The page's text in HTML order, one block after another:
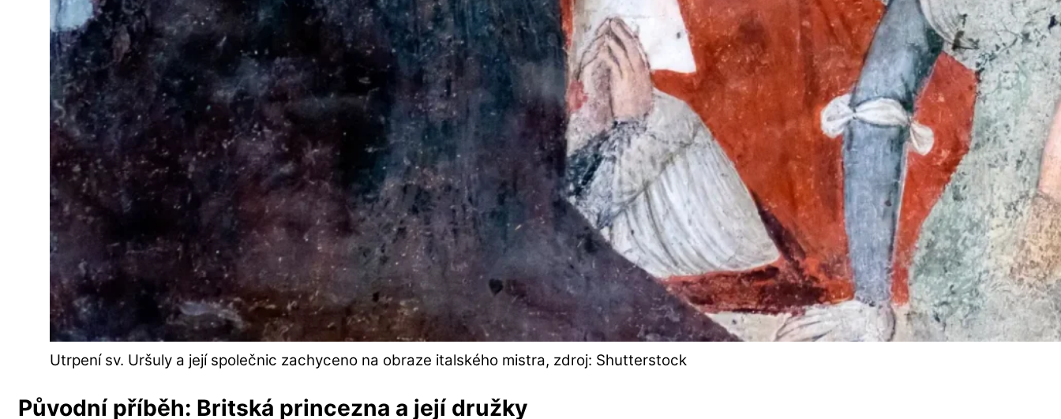
Utrpení sv. Uršuly a její společnic zachyceno na obraze italského mistra, zdroj: Shutterstock
Původní příběh: Britská princezna a její družky